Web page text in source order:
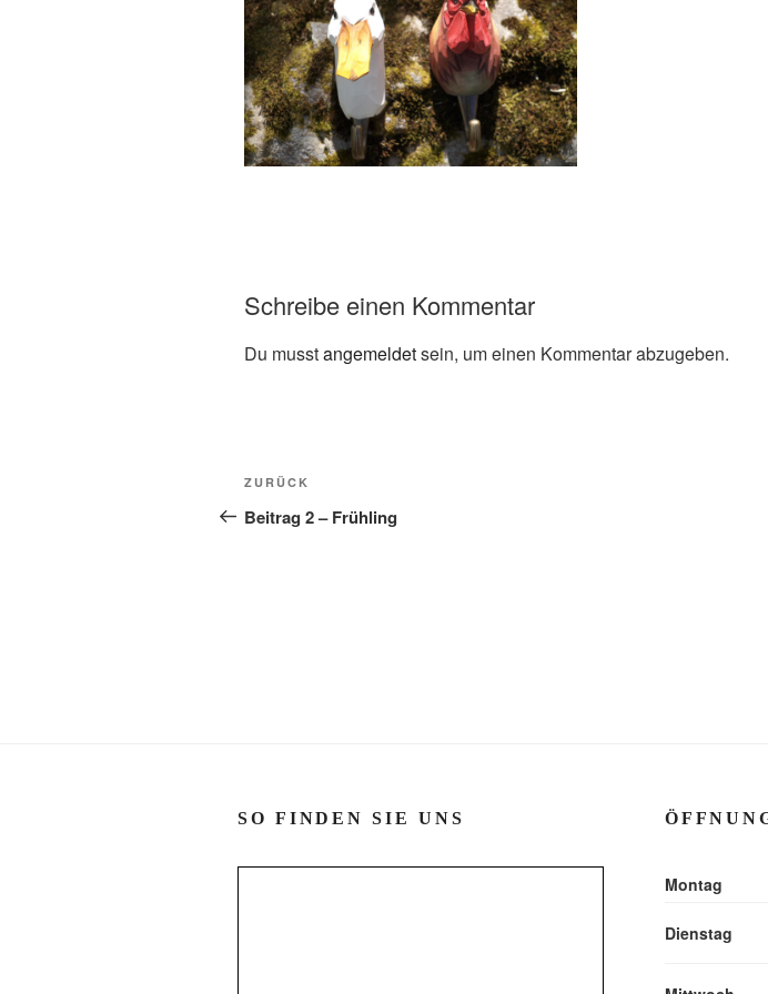
Schreibe einen Kommentar
Du musstangemeldetsein, um einen Kommentar abzugeben.
Beitragsnavigation
Vorheriger
Beitrag
ZURÜCK
Beitrag 2 – Frühling
SO FINDEN SIE UNS
Montag
Dienstag